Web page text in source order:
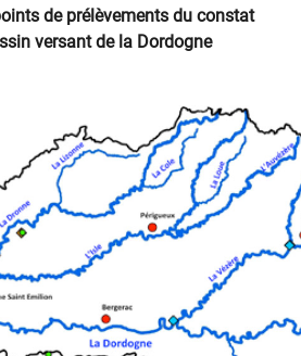
de prélèvements du constat
versant de la Dordogne